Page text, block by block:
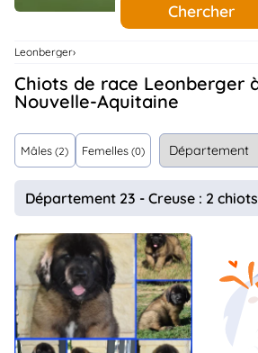
Chiens
Services
..
Assurances
Connexion
Chercher
Leonberger
Chiots de race Leonberger à vendre en
Nouvelle-Aquitaine
Mâles (2) Femelles (0)
Département 23 - Creuse : 2 chiots